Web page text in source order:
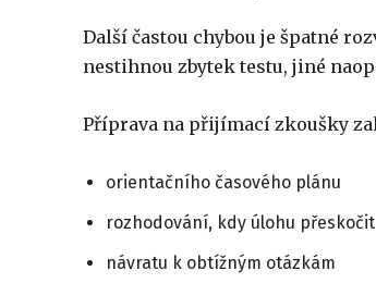
Další častou chybou je špatné
nestihnou zbytek testu, jiné
Příprava na přijímací zkoušky
orientačního časového plánu
rozhodování, kdy úlohu přeskočit
návratu k obtížným otázkám